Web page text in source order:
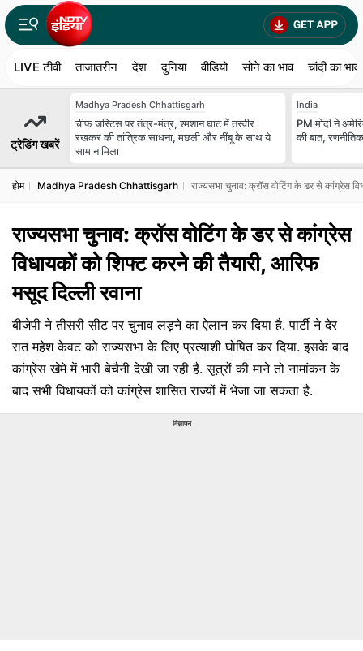
LIVE टीवी ताजातरीन देश दुनिया वीडियो सोने का भाव चांदी का भाव
ट्रेडिंग खबरें
Madhya Pradesh Chhattisgarh
चीफ जस्टिस पर तंत्र-मंत्र, श्मशान घाट में तस्‍वीर
रखकर की तांत्रिक साधना, मछली और नींबू के साथ ये
सामान मिला
India
PM मोदी ने
की बात,
होम Madhya Pradesh Chhattisgarh राज्यसभा चुनाव: क्रॉस वोटिंग के डर से कांग्रेस
राज्यसभा चुनाव: क्रॉस वोटिंग के डर से कांग्रेस
विधायकों को शिफ्ट करने की तैयारी, आरिफ
मसूद दिल्ली रवाना
बीजेपी ने तीसरी सीट पर चुनाव लड़ने का ऐलान कर दिया है. पार्टी ने देर
रात महेश केवट को राज्यसभा के लिए प्रत्याशी घोषित कर दिया. इसके बाद
कांग्रेस खेमे में भारी बेचैनी देखी जा रही है. सूत्रों की माने तो नामांकन के
बाद सभी विधायकों को कांग्रेस शासित राज्यों में भेजा जा सकता है.
विज्ञापन